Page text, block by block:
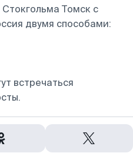
Томск с
двумя способами:
встречаться